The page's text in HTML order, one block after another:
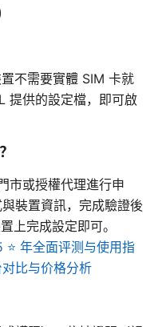
不需要實體 SIM 卡就
提供的設定檔，即可啟
市或授權代理進行申
裝置資訊，完成驗證後
上完成設定即可。
年全面评测与使用指
比与价格分析